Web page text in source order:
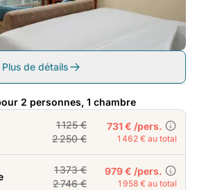
Plus de détails
2 personnes, 1 chambre
1 125 €
2 250 €
731 € /pers.
1 462 € au total
1 373 €
2 746 €
979 € /pers.
1 958 € au total